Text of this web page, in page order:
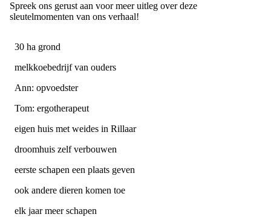
Spreek ons gerust aan voor meer uitleg over deze
sleutelmomenten van ons verhaal!
30 ha grond
melkkoebedrijf van ouders
Ann: opvoedster
Tom: ergotherapeut
eigen huis met weides in Rillaar
droomhuis zelf verbouwen
eerste schapen een plaats geven
ook andere dieren komen toe
elk jaar meer schapen